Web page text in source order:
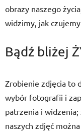
obrazy naszego
widzimy, jak
Bądź bliżej
Zrobienie zdjęcia to
wybór fotografii i
patrzenia i widzenia;
naszych zdjęć